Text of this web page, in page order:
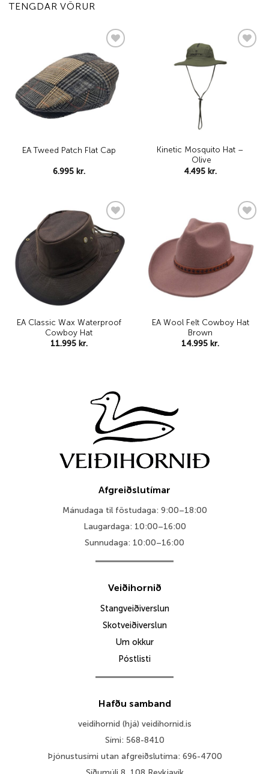
TENGDAR VÖRUR
Add to
wishlist
EA Tweed Patch Flat Cap
6.995 kr.
Kinetic Mosquito Hat –
Olive
4.495 kr.
Add to
wishlist
EA Classic Wax Waterproof
Cowboy Hat
11.995 kr.
EA Wool Felt Cowboy Hat
Brown
14.995 kr.
Afgreiðslutímar
Mánudaga til föstudaga: 9:00–18:00
Laugardaga: 10:00–16:00
Sunnudaga: 10:00–16:00
Veiðihornið
Stangveiðiverslun
Skotveiðiverslun
Um okkur
Póstlisti
Hafðu samband
veidihornid (hjá) veidihornid.is
Sími: 568-8410
Þjónustusími utan afgreiðslutíma: 696-4700